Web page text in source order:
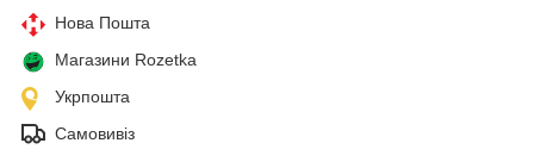
Нова Пошта
Магазини Rozetka
Укрпошта
Самовивіз